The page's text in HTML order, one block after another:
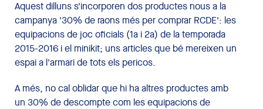
Aquest dilluns s'incorporen dos productes nous a la
campanya '30% de raons més per comprar RCDE': les
equipacions de joc oficials (1a i 2a) de la temporada
2015-2016 i el minikit; uns articles que bé mereixen un
espai a l'armari de tots els pericos.
A més, no cal oblidar que hi ha altres productes amb
un 30% de descompte com les equipacions de